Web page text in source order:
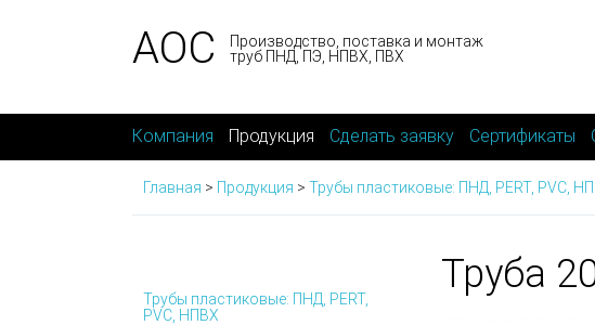
АОС
Производство, поставка и монтаж
труб ПНД, ПЭ, НПВХ, ПВХ
Компания Продукция Сделать заявку Сертификаты
Главная > Продукция > Трубы пластиковые: ПНД, PERT, PVC,
Труба
Трубы пластиковые: ПНД, PERT,
PVC, НПВХ